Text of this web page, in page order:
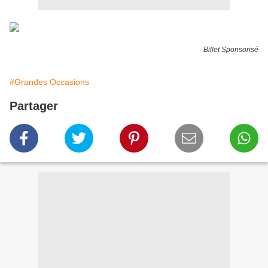
Billet Sponsorisé
#Grandes Occasions
Partager